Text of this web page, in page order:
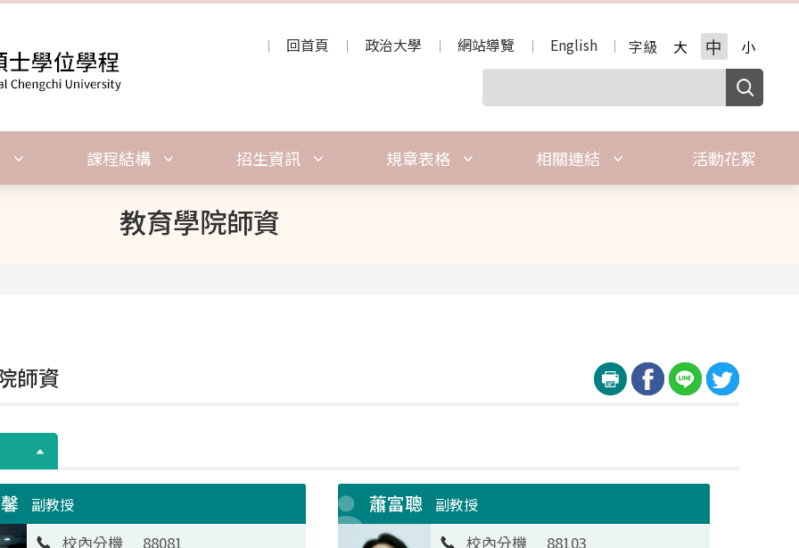
回首頁 政治大學 網站導覽 English 字級 大 中 小
課程結構 招生資訊 規章表格 相關連結 活動花絮
教育學院師資
師資
副教授
校內分機
88081
蕭富聰 副教授
校內分機
88103